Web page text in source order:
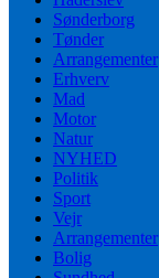
Sønderborg
Tønder
Arrangementer
Erhverv
Mad
Motor
Natur
NYHED
Politik
Sport
Vejr
Arrangementer
Bolig